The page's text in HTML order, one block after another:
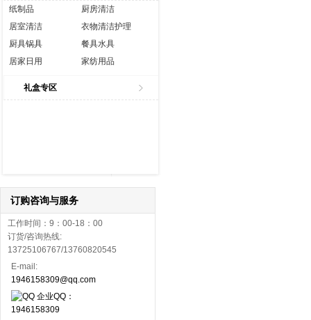
纸制品
厨房清洁
居室清洁
衣物清洁护理
厨具锅具
餐具水具
居家日用
家纺用品
礼盒专区
订购咨询与服务
工作时间：9：00-18：00
订货/咨询热线:
13725106767/13760820545
E-mail:
1946158309@qq.com
企业QQ：
1946158309